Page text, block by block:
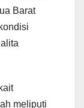
Barat
meliputi